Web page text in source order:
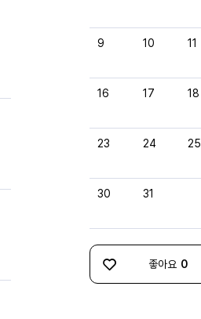
9 10 11
16 17 18
23 24 25
30 31
좋아요 0